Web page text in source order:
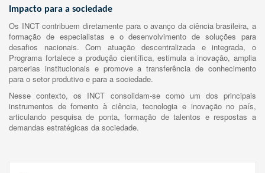
Impacto para a sociedade
Os INCT contribuem diretamente para o avanço da ciência brasileira, a
formação de especialistas e o desenvolvimento de soluções para
desafios nacionais. Com atuação descentralizada e integrada, o
Programa fortalece a produção científica, estimula a inovação, amplia
parcerias institucionais e promove a transferência de conhecimento
para o setor produtivo e para a sociedade.
Nesse contexto, os INCT consolidam-se como um dos principais
instrumentos de fomento à ciência, tecnologia e inovação no país,
articulando pesquisa de ponta, formação de talentos e respostas a
demandas estratégicas da sociedade.